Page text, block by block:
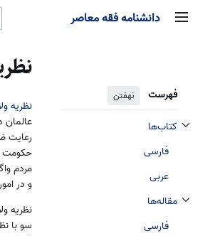
منوی اصلیدانشنامه فقه معاصر
فهرست نهفتن
کتاب‌ها
تغییر وضعیت زیربخش‌های کتاب‌ها
فارسی
عربی
مقاله‌ها
فارسی
نظریه
عالمان
رعایت
حکومت
مردم
و در
نظریه
سو با